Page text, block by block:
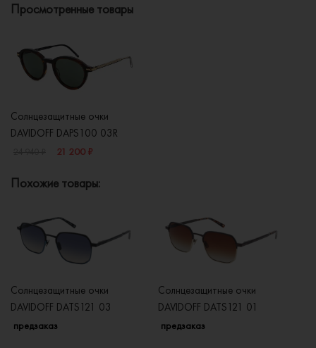
Просмотренные товары
Солнцезащитные очки
DAVIDOFF DAPS100 03R
21 200 ₽
Похожие товары:
Солнцезащитные очки
DAVIDOFF DATS121 03
предзаказ
Солнцезащитные очки
DAVIDOFF DATS121 01
предзаказ